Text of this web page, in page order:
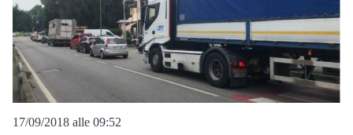
17/09/2018 alle 09:52